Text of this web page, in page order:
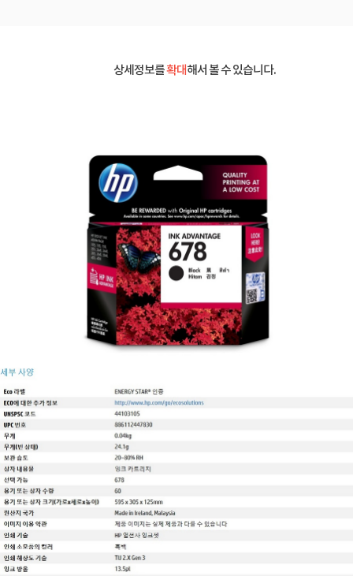
상세정보를확대해서 볼 수 있습니다.